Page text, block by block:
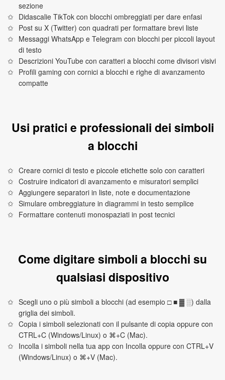
sezione
Didascalie TikTok con blocchi ombreggiati per dare enfasi
Post su X (Twitter) con quadrati per formattare brevi liste
Messaggi WhatsApp e Telegram con blocchi per piccoli layout
di testo
Descrizioni YouTube con caratteri a blocchi come divisori visivi
Profili gaming con cornici a blocchi e righe di avanzamento
compatte
Usi pratici e professionali dei simboli
a blocchi
Creare cornici di testo e piccole etichette solo con caratteri
Costruire indicatori di avanzamento e misuratori semplici
Aggiungere separatori in liste, note e documentazione
Simulare ombreggiature in diagrammi in testo semplice
Formattare contenuti monospaziati in post tecnici
Come digitare simboli a blocchi su
qualsiasi dispositivo
Scegli uno o più simboli a blocchi (ad esempio □ ■ ▓ ░) dalla
griglia dei simboli.
Copia i simboli selezionati con il pulsante di copia oppure con
CTRL+C (Windows/Linux) o ⌘+C (Mac).
Incolla i simboli nella tua app con Incolla oppure con CTRL+V
(Windows/Linux) o ⌘+V (Mac).